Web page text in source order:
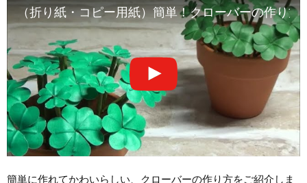
（折り紙・コピー用紙）簡単！クローバーの作り
簡単に作れてかわいらしい、クローバーの作り方をご紹介しま